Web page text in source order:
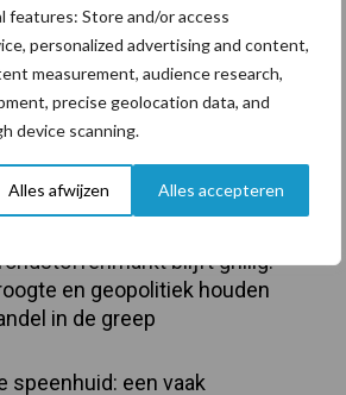
features: Store and/or access
personalized advertising and content,
measurement, audience research,
precise geolocation data, and
device scanning.
Alles afwijzen Alles accepteren
Partner nieuws
blijft grillig:
en geopolitiek houden
in de greep
speenhuid: een vaak
Toon meer